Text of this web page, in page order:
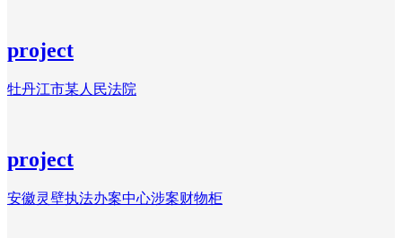
project
牡丹江市某人民法院
project
安徽灵壁执法办案中心涉案财物柜